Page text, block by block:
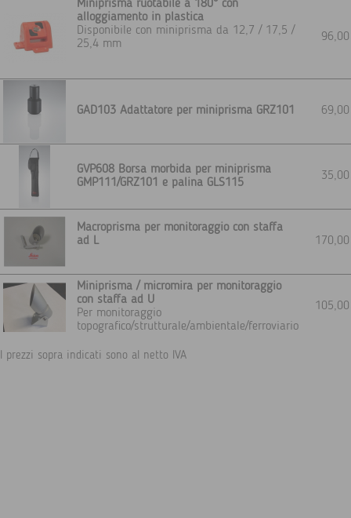
Miniprisma ruotabile a 180° con
alloggiamento in plastica
Disponibile con miniprisma da 12,7 / 17,5 /
25,4 mm
GAD103 Adattatore per miniprisma GRZ101
GVP608 Borsa morbida per miniprisma
GMP111/GRZ101 e palina GLS115
Macroprisma per monitoraggio con staffa
ad L
Miniprisma / micromira per monitoraggio
con staffa ad U
Per monitoraggio
topografico/strutturale/ambientale/ferroviario
I prezzi sopra indicati sono al netto IVA